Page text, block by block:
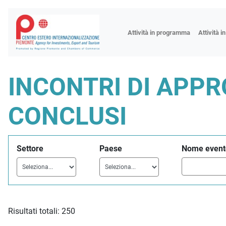
Attività in programma Attività
Fiere
Focus
INCONTRI DI
CONCLUSI
Settore Paese Nome
Risultati totali: 250